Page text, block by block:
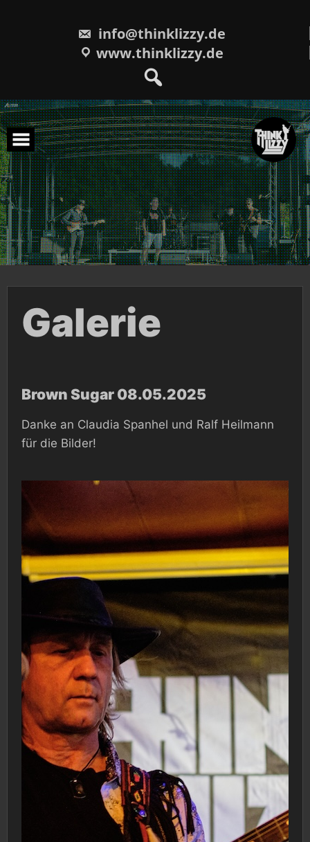
info@thinklizzy.de
www.thinklizzy.de
Galerie
Brown Sugar 08.05.2025
Danke an Claudia Spanhel und Ralf Heilmann
für die Bilder!